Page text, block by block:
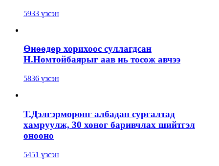
5933 үзсэн
Өнөөдөр хорихоос суллагдсан
Н.Номтойбаярыг аав нь тосож авчээ
5836 үзсэн
Т.Дэлгэрмөрөнг албадан сургалтад
хамруулж, 30 хоног баривчлах шийтгэл
онооно
5451 үзсэн